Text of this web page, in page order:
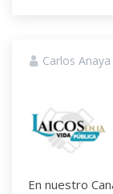
Carlos
En nuestro